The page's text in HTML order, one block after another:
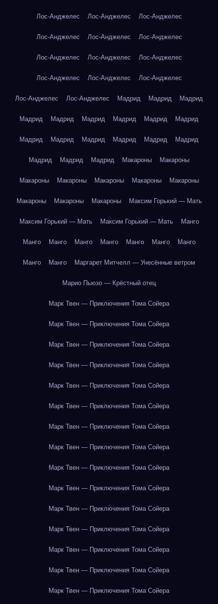
Лос-Анджелес Лос-Анджелес Лос-Анджелес
Лос-Анджелес Лос-Анджелес Лос-Анджелес
Лос-Анджелес Лос-Анджелес Лос-Анджелес
Лос-Анджелес Лос-Анджелес Лос-Анджелес
Лос-Анджелес Лос-Анджелес Мадрид Мадрид Мадрид
Мадрид Мадрид Мадрид Мадрид Мадрид Мадрид
Мадрид Мадрид Мадрид Мадрид Мадрид Мадрид
Мадрид Мадрид Мадрид Макароны Макароны
Макароны Макароны Макароны Макароны Макароны
Макароны Макароны Макароны Максим Горький — Мать
Максим Горький — Мать Максим Горький — Мать Манго
Манго Манго Манго Манго Манго Манго Манго
Манго Манго Маргарет Митчелл — Унесённые ветром
Марио Пьюзо — Крёстный отец
Марк Твен — Приключения Тома Сойера
Марк Твен — Приключения Тома Сойера
Марк Твен — Приключения Тома Сойера
Марк Твен — Приключения Тома Сойера
Марк Твен — Приключения Тома Сойера
Марк Твен — Приключения Тома Сойера
Марк Твен — Приключения Тома Сойера
Марк Твен — Приключения Тома Сойера
Марк Твен — Приключения Тома Сойера
Марк Твен — Приключения Тома Сойера
Марк Твен — Приключения Тома Сойера
Марк Твен — Приключения Тома Сойера
Марк Твен — Приключения Тома Сойера
Марк Твен — Приключения Тома Сойера
Марк Твен — Приключения Тома Сойера